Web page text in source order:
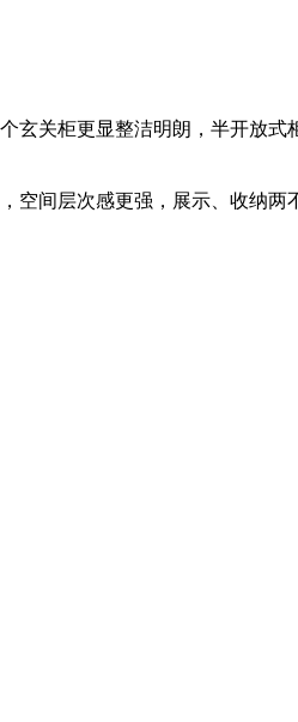
关柜更显整洁明朗，半开放式
空间层次感更强，展示、收纳两